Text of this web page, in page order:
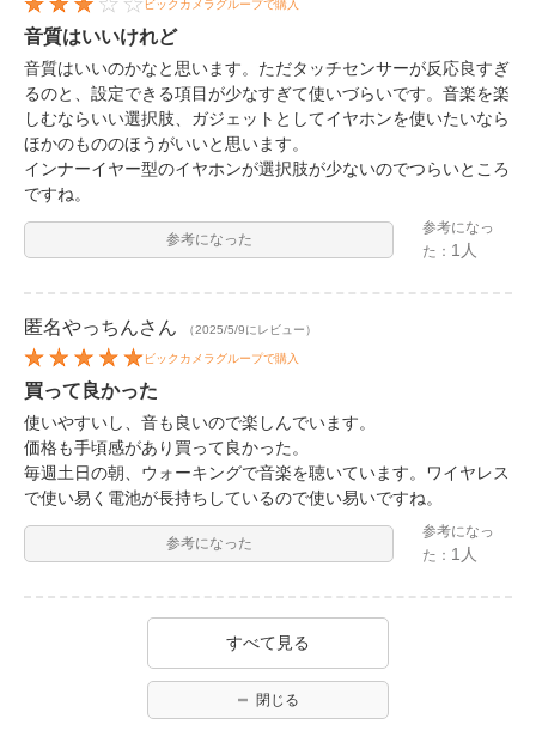
ビックカメラグループで購入
音質はいいけれど
音質はいいのかなと思います。ただタッチセンサーが反応良すぎ
るのと、設定できる項目が少なすぎて使いづらいです。音楽を楽
しむならいい選択肢、ガジェットとしてイヤホンを使いたいなら
ほかのもののほうがいいと思います。
インナーイヤー型のイヤホンが選択肢が少ないのでつらいところ
ですね。
参考になった
参考になっ
た： 1人
匿名やっちんさん （2025/5/9にレビュー）
ビックカメラグループで購入
買って良かった
使いやすいし、音も良いので楽しんでいます。
価格も手頃感があり買って良かった。
毎週土日の朝、ウォーキングで音楽を聴いています。ワイヤレス
で使い易く電池が長持ちしているので使い易いですね。
参考になった
参考になっ
た： 1人
すべて見る
閉じる